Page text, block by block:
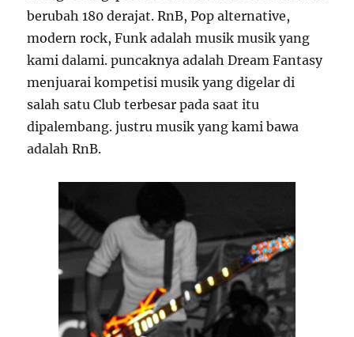
berubah 180 derajat. RnB, Pop alternative,
modern rock, Funk adalah musik musik yang
kami dalami. puncaknya adalah Dream Fantasy
menjuarai kompetisi musik yang digelar di
salah satu Club terbesar pada saat itu
dipalembang. justru musik yang kami bawa
adalah RnB.